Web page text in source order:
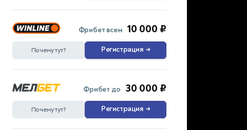
Фрибет всем 10 000 ₽
Почему тут? Регистрация →
Фрибет до 30 000 ₽
Почему тут? Регистрация →